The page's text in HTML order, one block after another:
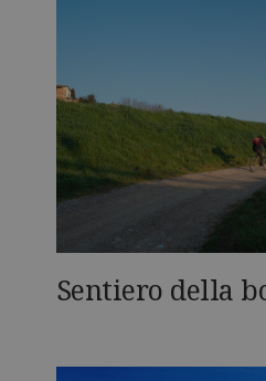
Sentiero della